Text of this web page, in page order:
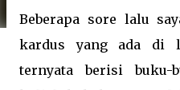
Beberapa sore lalu
kardus yang ada di
ternyata berisi